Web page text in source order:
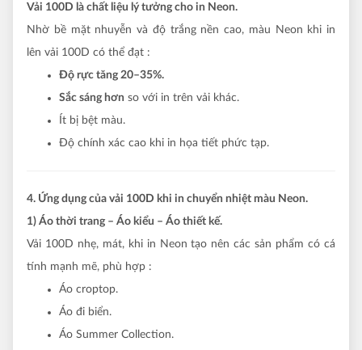
Vải 100D là chất liệu lý tưởng cho in Neon.
Nhờ bề mặt nhuyễn và độ trắng nền cao, màu Neon khi in
lên vải 100D có thể đạt :
Độ rực tăng 20–35%.
Sắc sáng hơn so với in trên vải khác.
Ít bị bệt màu.
Độ chính xác cao khi in họa tiết phức tạp.
4. Ứng dụng của vải 100D khi in chuyển nhiệt màu Neon.
1) Áo thời trang – Áo kiểu – Áo thiết kế.
Vải 100D nhẹ, mát, khi in Neon tạo nên các sản phẩm có cá
tính mạnh mẽ, phù hợp :
Áo croptop.
Áo đi biển.
Áo Summer Collection.